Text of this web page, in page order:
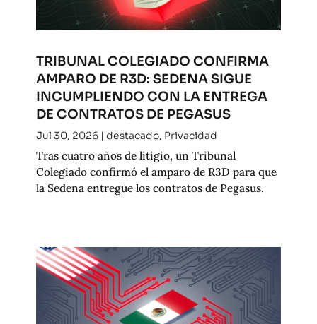
TRIBUNAL COLEGIADO CONFIRMA
AMPARO DE R3D: SEDENA SIGUE
INCUMPLIENDO CON LA ENTREGA
DE CONTRATOS DE PEGASUS
Jul 30, 2026| destacado, Privacidad
Tras cuatro años de litigio, un Tribunal
Colegiado confirmó el amparo de R3D para que
la Sedena entregue los contratos de Pegasus.